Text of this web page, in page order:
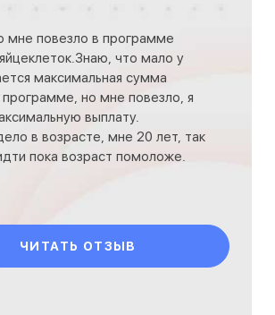
мне повезло в программе
что мало у
максимальная сумма
но мне повезло, я
выплату.
в возрасте, мне 20 лет, так
пока возраст помоложе.
ЧИТАТЬ ОТЗЫВ